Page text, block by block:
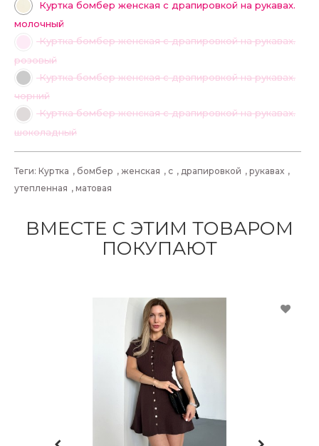
Куртка бомбер женская с драпировкой на рукавах.
молочный
Куртка бомбер женская с драпировкой на рукавах.
розовый
Куртка бомбер женская с драпировкой на рукавах.
чорний
Куртка бомбер женская с драпировкой на рукавах.
шоколадный
Теги: Куртка , бомбер , женская , с , драпировкой , рукавах ,
утепленная , матовая
ВМЕСТЕ С ЭТИМ ТОВАРОМ
ПОКУПАЮТ